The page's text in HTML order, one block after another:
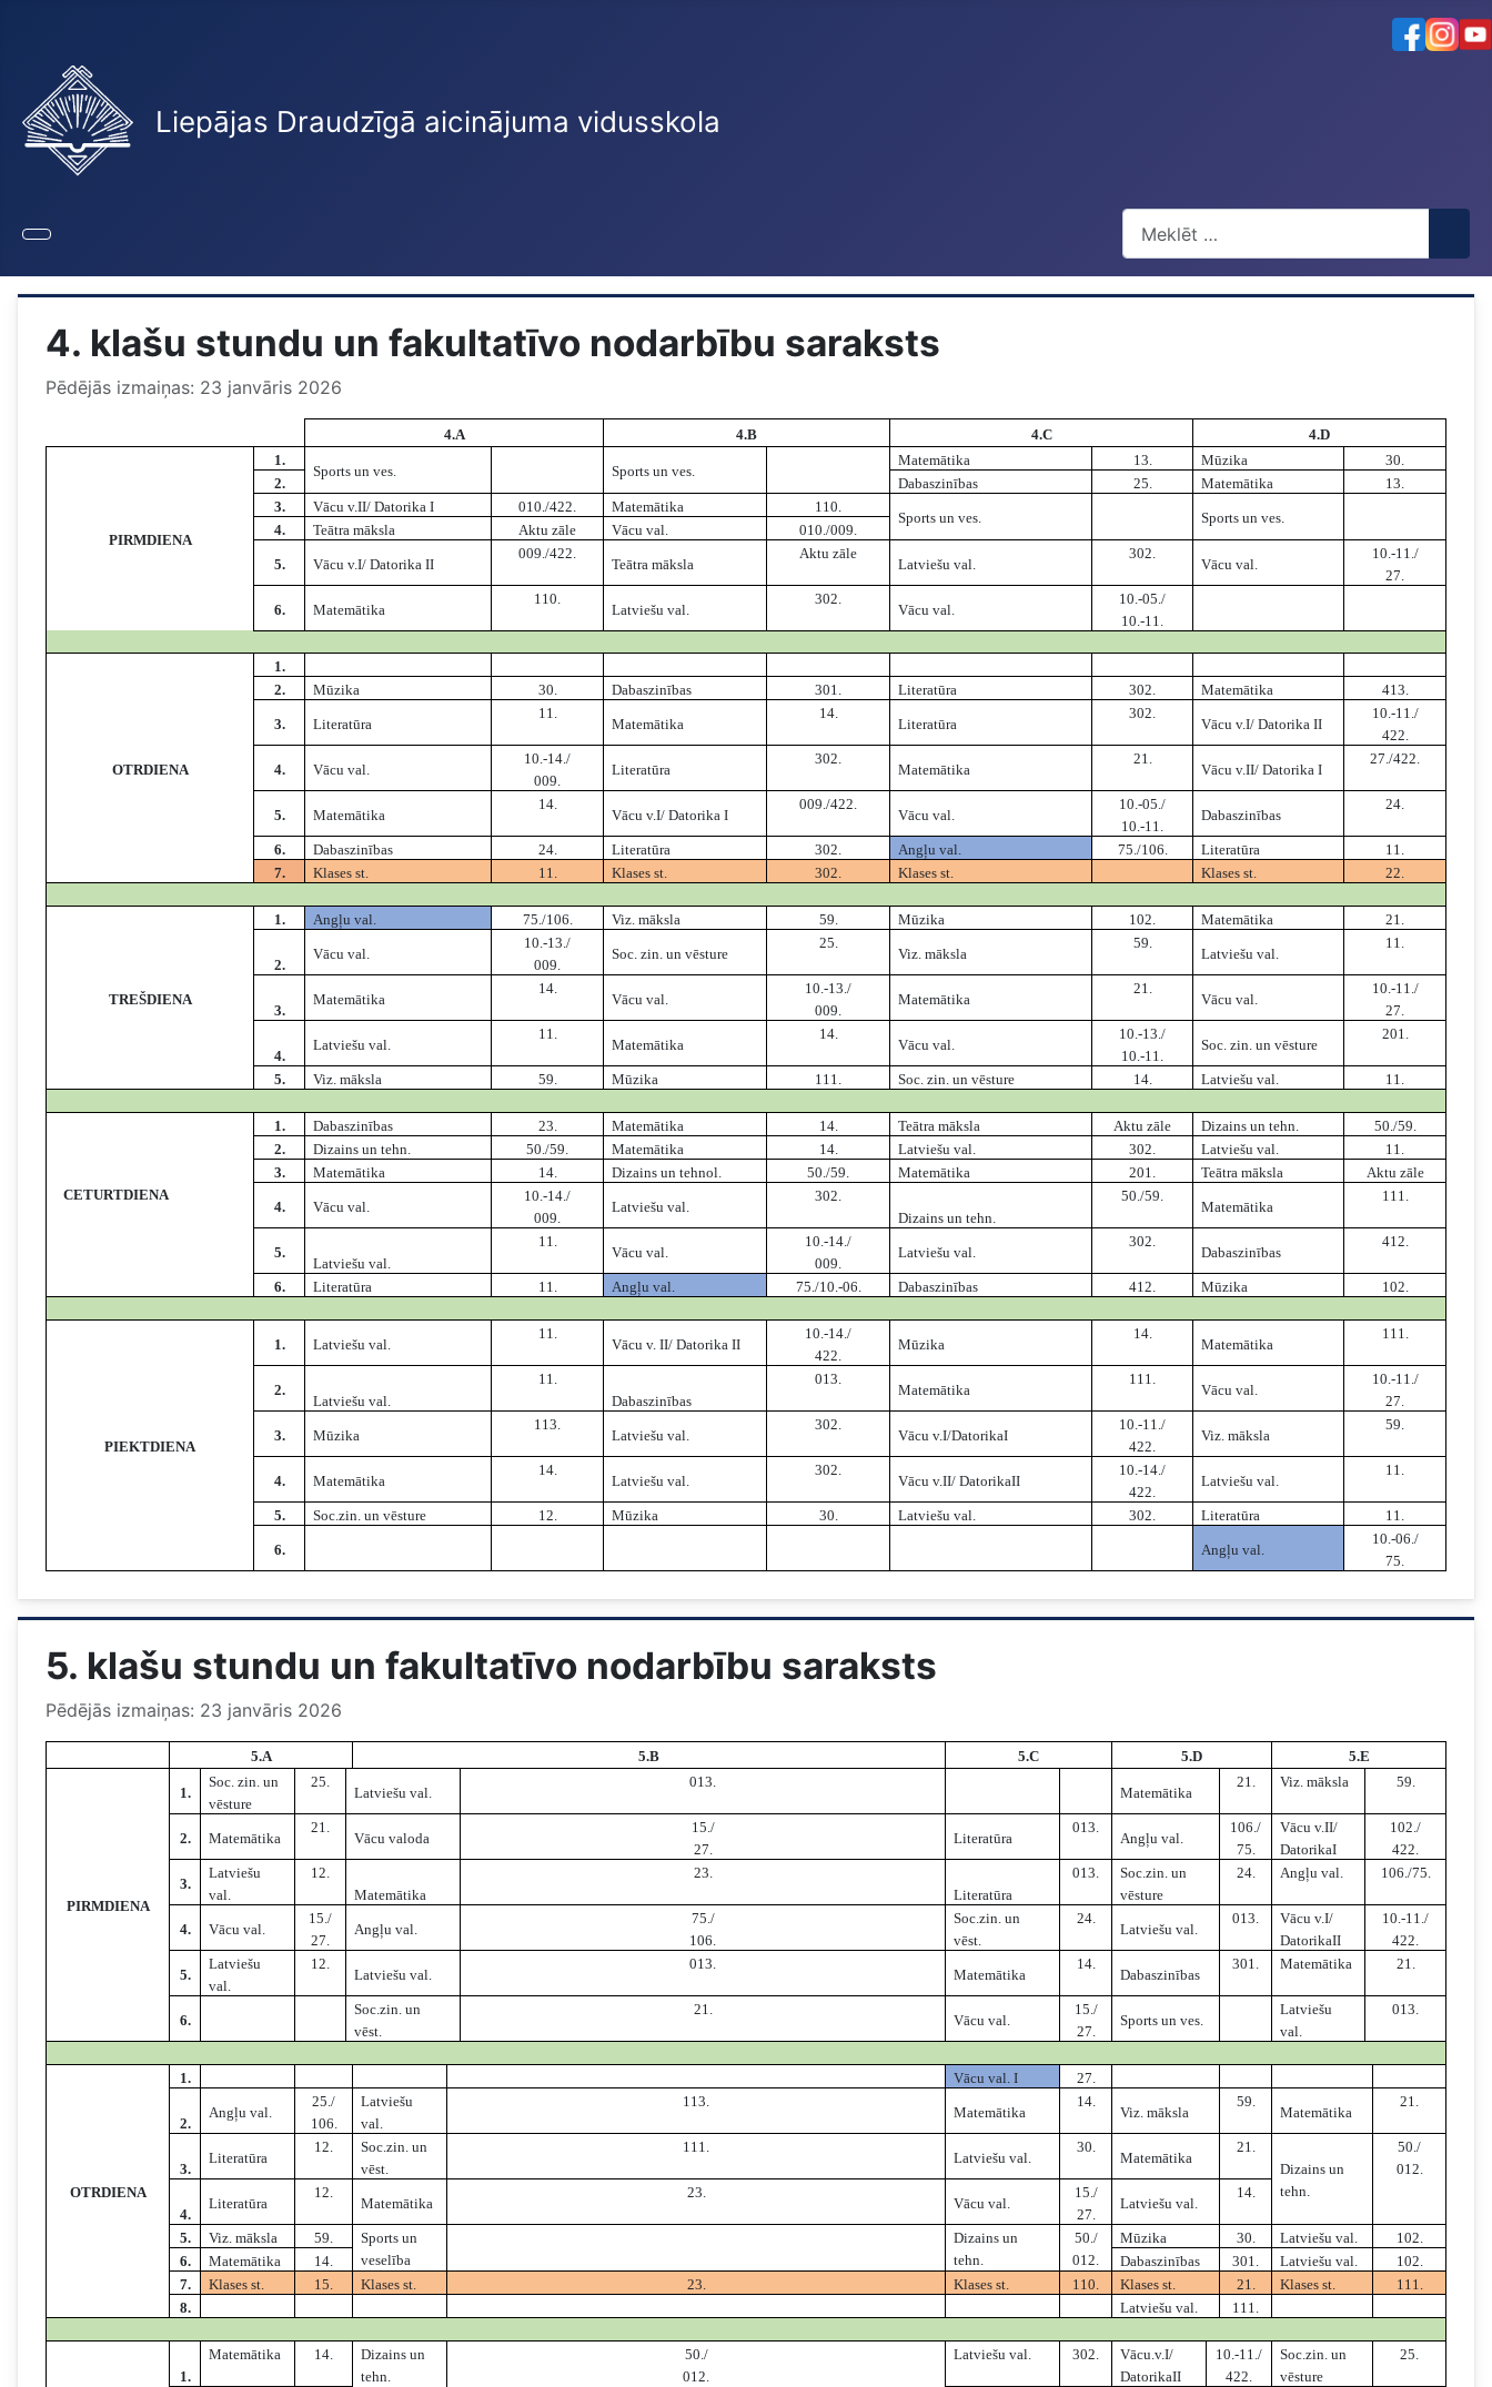
Liepājas Draudzīgā aicinājuma vidusskola
4. klašu stundu un fakultatīvo nodarbību saraksts
Pēdējās izmaiņas: 23 janvāris 2026
4.A 4.B 4.C 4.D
PIRMDIENA
1.
Sports un ves. Sports un ves.
Matemātika 13. Mūzika
30.
2.
Dabaszinības 25. Matemātika
13.
3.
Vācu v.II/ Datorika I 010./422. Matemātika 110.
Sports un ves. Sports un ves.
4. Teātra māksla Aktu zāle Vācu val. 010./009.
5. Vācu v.I/ Datorika II
009./422.
Teātra māksla
Aktu zāle
Latviešu val.
302.
Vācu val.
10.-11./
27.
6. Matemātika
110.
Latviešu val.
302.
Vācu val.
10.-05./
10.-11.
OTRDIENA
1.
2.
Mūzika 30. Dabaszinības 301. Literatūra 302. Matemātika 413.
3. Literatūra
11.
Matemātika
14.
Literatūra
302.
Vācu v.I/ Datorika II
10.-11./
422.
4. Vācu val.
10.-14./
009.
Literatūra
302.
Matemātika
21.
Vācu v.II/ Datorika I
27./422.
5. Matemātika
14.
Vācu v.I/ Datorika I
009./422.
Vācu val.
10.-05./
10.-11.
Dabaszinības
24.
6. Dabaszinības 24. Literatūra 302. Angļu val. 75./106. Literatūra
11.
7.
Klases st. 11. Klases st. 302. Klases st. Klases st. 22.
TREŠDIENA
1. Angļu val. 75./106. Viz. māksla 59. Mūzika 102. Matemātika 21.
2.
Vācu val.
10.-13./
009.
Soc. zin. un vēsture
25.
Viz. māksla
59.
Latviešu val.
11.
3.
Matemātika
14.
Vācu val.
10.-13./
009.
Matemātika
21.
Vācu val.
10.-11./
27.
4.
Latviešu val.
11.
Matemātika
14.
Vācu val.
10.-13./
10.-11.
Soc. zin. un vēsture
201.
5. Viz. māksla 59. Mūzika 111. Soc. zin. un vēsture 14. Latviešu val. 11.
CETURTDIENA
1. Dabaszinības 23. Matemātika 14. Teātra māksla Aktu zāle Dizains un tehn.
50./59.
2.
Dizains un tehn. 50./59. Matemātika 14. Latviešu val. 302. Latviešu val.
11.
3.
Matemātika 14. Dizains un tehnol. 50./59. Matemātika 201. Teātra māksla Aktu zāle
4. Vācu val.
10.-14./
009.
Latviešu val.
302.
Dizains un tehn.
50./59.
Matemātika
111.
5.
Latviešu val.
11.
Vācu val.
10.-14./
009.
Latviešu val.
302.
Dabaszinības
412.
6. Literatūra 11. Angļu val. 75./10.-06. Dabaszinības 412. Mūzika 102.
PIEKTDIENA
1. Latviešu val.
11.
Vācu v. II/ Datorika II
10.-14./
422.
Mūzika
14.
Matemātika
111.
2.
Latviešu val.
11.
Dabaszinības
013.
Matemātika
111.
Vācu val.
10.-11./
27.
3. Mūzika
113.
Latviešu val.
302.
Vācu v.I/DatorikaI
10.-11./
422.
Viz. māksla
59.
4. Matemātika
14.
Latviešu val.
302.
Vācu v.II/ DatorikaII
10.-14./
422.
Latviešu val.
11.
5. Soc.zin. un vēsture 12. Mūzika 30. Latviešu val. 302. Literatūra 11.
6. Angļu val.
10.-06./
75.
5. klašu stundu un fakultatīvo nodarbību saraksts
Pēdējās izmaiņas: 23 janvāris 2026
5.A 5.B 5.C 5.D 5.E
PIRMDIENA
1.
Soc. zin. un
vēsture
25.
Latviešu val.
013.
Matemātika
21. Viz. māksla 59.
2. Matemātika
21.
Vācu valoda
15./
27.
Literatūra
013.
Angļu val.
106./
75.
Vācu v.II/
DatorikaI
102./
422.
3.
Latviešu
val.
12.
Matemātika
23.
Literatūra
013.
Soc.zin. un
vēsture
24. Angļu val. 106./75.
4. Vācu val.
15./
27.
Angļu val.
75./
106.
Soc.zin. un
vēst.
24.
Latviešu val.
013.
Vācu v.I/
DatorikaII
10.-11./
422.
5.
Latviešu
val.
12.
Latviešu val.
013.
Matemātika
14.
Dabaszinības
301. Matemātika 21.
6.
Soc.zin. un
vēst.
21.
Vācu val.
15./
27.
Sports un ves.
Latviešu
val.
013.
OTRDIENA
1. Vācu val. I 27.
2.
Angļu val.
25./
106.
Latviešu
val.
113.
Matemātika
14.
Viz. māksla
59.
Matemātika
21.
3.
Literatūra
12.
Soc.zin. un
vēst.
111.
Latviešu val.
30.
Matemātika
21.
Dizains un
tehn.
50./
012.
4.
Literatūra
12.
Matemātika
23.
Vācu val.
15./
27.
Latviešu val.
14.
5. Viz. māksla 59.
Sports un
veselība
Dizains un
tehn.
50./
012.
Mūzika 30. Latviešu val.
102.
6.
Matemātika 14. Dabaszinības 301. Latviešu val.
102.
7.
Klases st. 15. Klases st. 23. Klases st. 110. Klases st. 21. Klases st.
111.
8.
Latviešu val. 111.
1.
Matemātika 14.
Dizains un
tehn.
50./
012.
Latviešu val. 302.
Vācu.v.I/
DatorikaII
10.-11./
422.
Soc.zin. un
vēsture
25.